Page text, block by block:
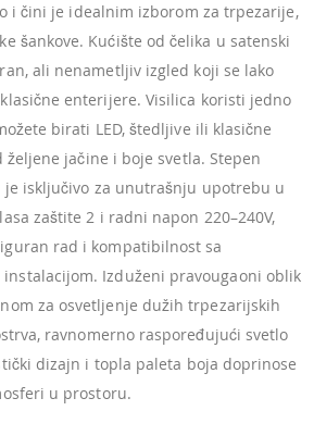
i čini je idealnim izborom za trpezarije,
šankove. Kućište od čelika u satenski
ali nenametljiv izgled koji se lako
enterijere. Visilica koristi jedno
birati LED, štedljive ili klasične
jačine i boje svetla. Stepen
je isključivo za unutrašnju upotrebu u
zaštite 2 i radni napon 220–240V,
rad i kompatibilnost sa
Izduženi pravougaoni oblik
za osvetljenje dužih trpezarijskih
ravnomerno raspoređujući svetlo
dizajn i topla paleta boja doprinose
u prostoru.